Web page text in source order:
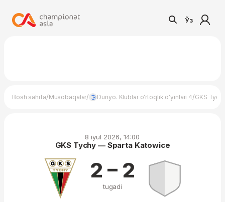
Ўз
Bosh sahifa/Musobaqalar/ Dunyo. Klublar o'rtoqlik o'yinlari 4/GKS
8 iyul 2026, 14:00
GKS Tychy — Sparta Katowice
2 – 2
tugadi